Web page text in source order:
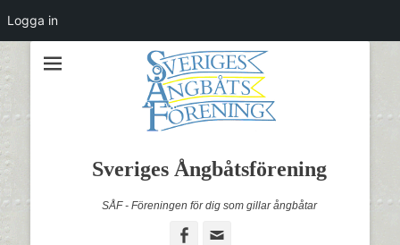
Sveriges Ångbåtsförening
SÅF - Föreningen för dig som gillar ångbåtar
Facebook
Logga in